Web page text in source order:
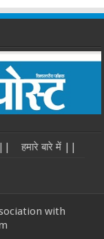
||
हमारे बारे में ||
with